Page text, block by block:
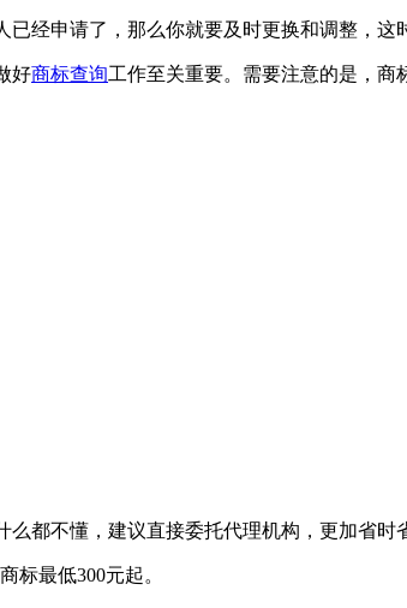
经申请了，那么你就要及时更换和调整，这
好商标查询工作至关重要。需要注意的是，商
都不懂，建议直接委托代理机构，更加省时
标最低300元起。